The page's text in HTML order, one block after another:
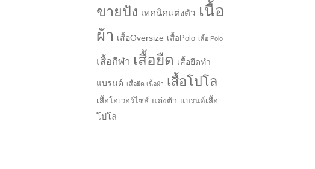
ขายปัง เทคนิคแต่งตัว เนื้อ
ผ้า เสื้อOversize เสื้อPolo เสื้อ Polo
เสื้อกีฬา เสื้อยืด เสื้อยืดทำ
แบรนด์ เสื้อยืด เนื้อผ้า เสื้อโปโล
เสื้อโอเวอร์ไซส์ แต่งตัว แบรนด์เสื้อ
โปโล